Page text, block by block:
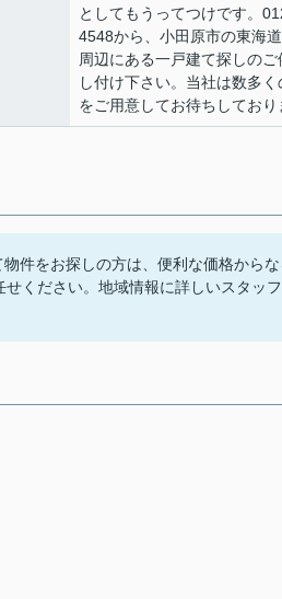
としてもうってつけです。
4548から、小田原市の東海
周辺にある一戸建て探しのご
し付け下さい。当社は数多
をご用意してお待ちしており
件をお探しの方は、便利な価格から
ください。地域情報に詳しいスタッ